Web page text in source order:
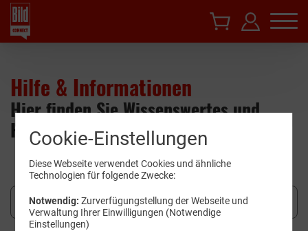
Hilfe & Informationen
Hier finden Sie Wissenswertes und
Hilfestellungen.
Cookie-Einstellungen
Diese Webseite verwendet Cookies und ähnliche
Technologien für folgende Zwecke:
Notwendig: Zurverfügungstellung der Webseite und
Verwaltung Ihrer Einwilligungen (Notwendige
Einstellungen)